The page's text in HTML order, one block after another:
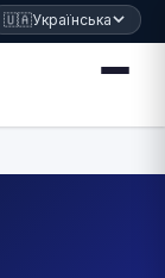
🇺🇦Українська